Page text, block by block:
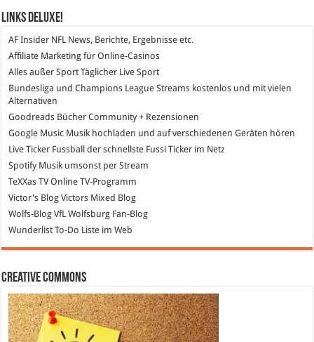
Links DeLuXe!
AF Insider NFL News, Berichte, Ergebnisse etc.
Affiliate Marketing für Online-Casinos
Alles außer SportTäglicher Live Sport
Bundesliga und Champions League Streams kostenlos und mit vielen
Alternativen
Goodreads Bücher Community + Rezensionen
Google Music Musik hochladen und auf verschiedenen Geräten hören
Live Ticker Fussball
der schnellste Fussi Ticker im Netz
SpotifyMusik umsonst per Stream
TeXXas TVOnline TV-Programm
Victor's Blog Victors Mixed Blog
Wolfs-Blog VfL Wolfsburg Fan-Blog
WunderlistTo-Do Liste im Web
Creative Commons